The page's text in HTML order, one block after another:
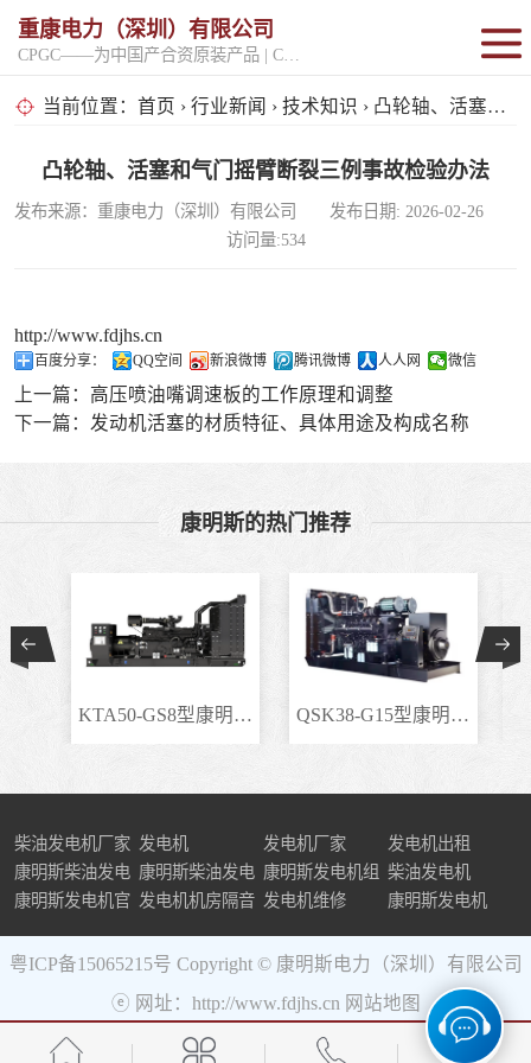
重康电力（深圳）有限公司
当前位置： 首页 › 行业新闻 › 技术知识 › 凸轮轴、活塞和气门摇臂断裂三例事故检验办法
凸轮轴、活塞和气门摇臂断裂三例事故检验办法
发布来源：重康电力（深圳）有限公司 发布日期: 2026-02-26
访问量:534
http://www.fdjhs.cn
百度分享： QQ空间 新浪微博 腾讯微博 人人网 微信
上一篇： 高压喷油嘴调速板的工作原理和调整
下一篇： 发动机活塞的材质特征、具体用途及构成名称
康明斯的热门推荐
KTA50-GS8型康明斯柴.. QSK38-G15型康明斯柴..
柴油发电机厂家 发电机 发电机厂家
发电机出租
康明斯柴油发电
机组
康明斯柴油发电
机
康明斯发电机组 柴油发电机
康明斯发电机官 发电机机房隔音 发电机维修 康明斯发电机
粤ICP备15065215号 Copyright © 康明斯电力（深圳）有限公司
ⓔ 网址：http://www.fdjhs.cn 网站地图
固定开架式
超静音型
移动电站